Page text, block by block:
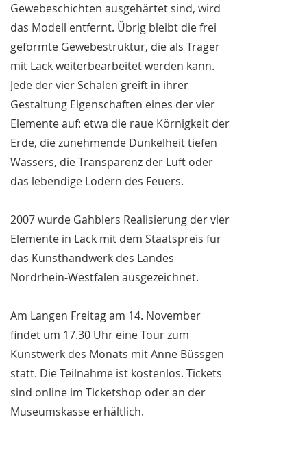
Gewebeschichten ausgehärtet sind, wird
das Modell entfernt. Übrig bleibt die frei
geformte Gewebestruktur, die als Träger
mit Lack weiterbearbeitet werden kann.
Jede der vier Schalen greift in ihrer
Gestaltung Eigenschaften eines der vier
Elemente auf: etwa die raue Körnigkeit der
Erde, die zunehmende Dunkelheit tiefen
Wassers, die Transparenz der Luft oder
das lebendige Lodern des Feuers.
2007 wurde Gahblers Realisierung der vier
Elemente in Lack mit dem Staatspreis für
das Kunsthandwerk des Landes
Nordrhein-Westfalen ausgezeichnet.
Am Langen Freitag am 14. November
findet um 17.30 Uhr eine Tour zum
Kunstwerk des Monats mit Anne Büssgen
statt. Die Teilnahme ist kostenlos. Tickets
sind online im Ticketshop oder an der
Museumskasse erhältlich.